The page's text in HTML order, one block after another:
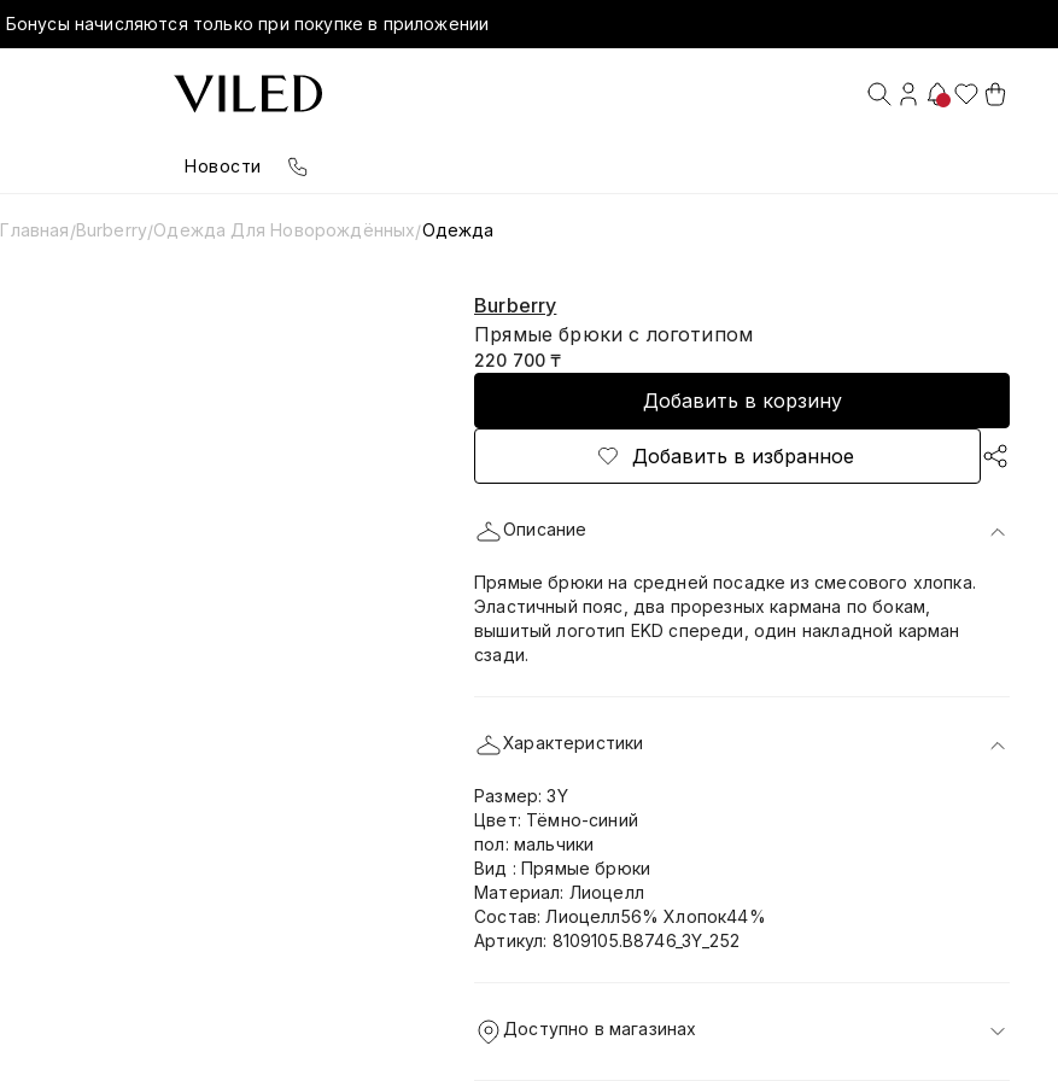
Бонусы начисляются только при покупке в приложении
Новости
Главная/Burberry/Одежда Для Новорождённых/Одежда
Burberry
Прямые брюки с логотипом
220 700 ₸
Добавить в корзину
Добавить в избранное
Описание
Прямые брюки на средней посадке из смесового хлопка.
Эластичный пояс, два прорезных кармана по бокам,
вышитый логотип EKD спереди, один накладной карман
сзади.
Характеристики
Размер: 3Y
Цвет: Тёмно-синий
пол: мальчики
Вид : Прямые брюки
Материал: Лиоцелл
Состав: Лиоцелл56% Хлопок44%
Артикул: 8109105.B8746_3Y_252
Доступно в магазинах